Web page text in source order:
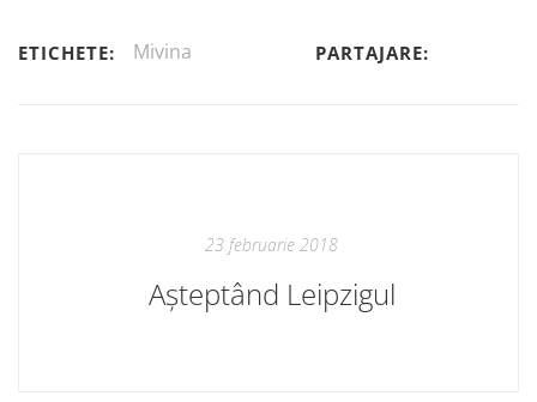
ETICHETE: Mivina PARTAJARE:
23 februarie 2018
Așteptând Leipzigul